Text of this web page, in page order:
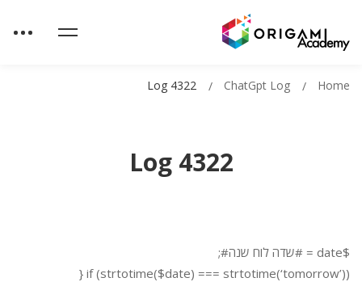
Log 4322
Home
ChatGpt Log
Log 4322
$date = #שדה לוח שנה#;
if (strtotime($date) === strtotime(‘tomorrow’)) {